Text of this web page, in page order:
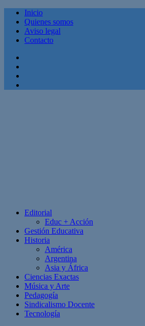
Inicio
Quienes somos
Aviso legal
Contacto
Editorial
Educ + Acción
Gestión Educativa
Historia
América
Argentina
Asia y África
Ciencias Exactas
Música y Arte
Pedagogía
Sindicalismo Docente
Tecnología